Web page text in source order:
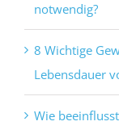
notwendig?
8 Wichtige
Lebensdauer
Wie